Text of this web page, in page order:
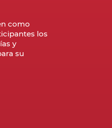
como
los
y
su